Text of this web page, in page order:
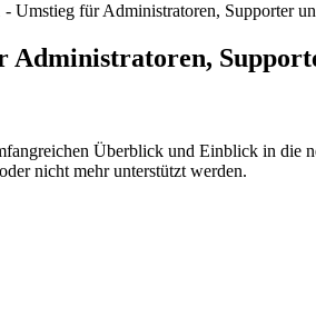
Umstieg für Administratoren, Supporter
Überblick und Einblick in
nicht mehr unterstützt werden.